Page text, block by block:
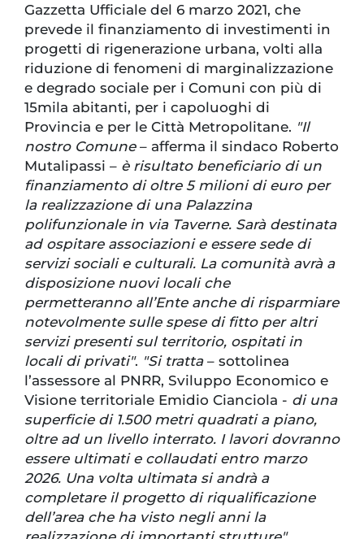
Gazzetta Ufficiale del 6 marzo 2021, che
prevede il finanziamento di investimenti in
progetti di rigenerazione urbana, volti alla
riduzione di fenomeni di marginalizzazione
e degrado sociale per i Comuni con più di
15mila abitanti, per i capoluoghi di
Provincia e per le Città Metropolitane. "Il
nostro Comune– afferma il sindaco Roberto
Mutalipassi – è risultato beneficiario di un
finanziamento di oltre 5 milioni di euro per
la realizzazione di una Palazzina
polifunzionale in via Taverne. Sarà destinata
ad ospitare associazioni e essere sede di
servizi sociali e culturali. La comunità avrà a
disposizione nuovi locali che
permetteranno all’Ente anche di risparmiare
notevolmente sulle spese di fitto per altri
servizi presenti sul territorio, ospitati in
locali di privati". "Si tratta– sottolinea
l’assessore al PNRR, Sviluppo Economico e
Visione territoriale Emidio Cianciola - di una
superficie di 1.500 metri quadrati a piano,
oltre ad un livello interrato. I lavori dovranno
essere ultimati e collaudati entro marzo
2026. Una volta ultimata si andrà a
completare il progetto di riqualificazione
dell’area che ha visto negli anni la